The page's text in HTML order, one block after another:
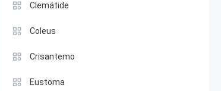
Clemátide
Coleus
Crisantemo
Eustoma